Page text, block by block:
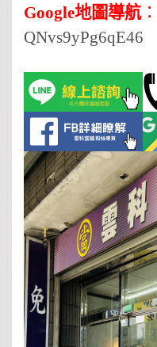
Google地圖導航：
QNvs9yPg6qE46